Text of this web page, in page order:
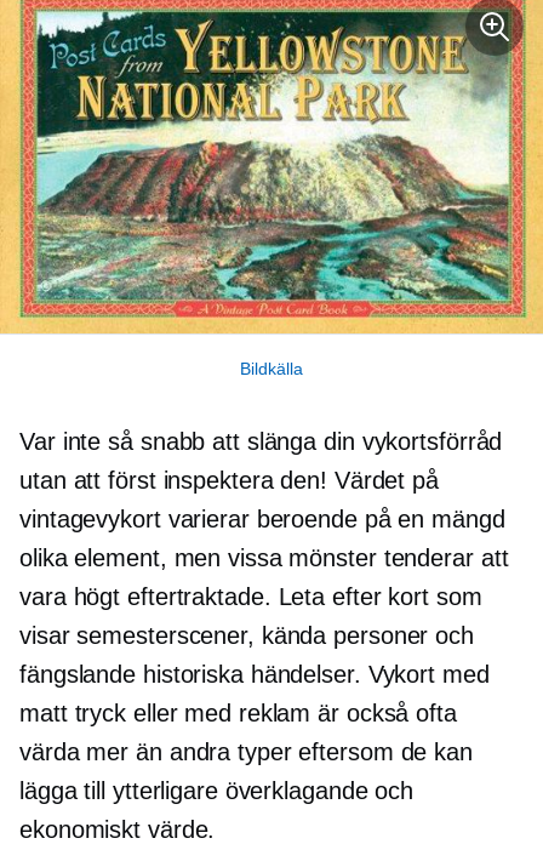
Bildkälla
Var inte så snabb att slänga din vykortsförråd
utan att först inspektera den! Värdet på
vintagevykort varierar beroende på en mängd
olika element, men vissa mönster tenderar att
vara högteftertraktade. Leta efter kort som
visar semesterscener, kända personer och
fängslande historiska händelser. Vykort med
matt tryck eller med reklam är också ofta
värda mer än andra typer eftersom de kan
lägga till ytterligare överklagande och
ekonomiskt värde.